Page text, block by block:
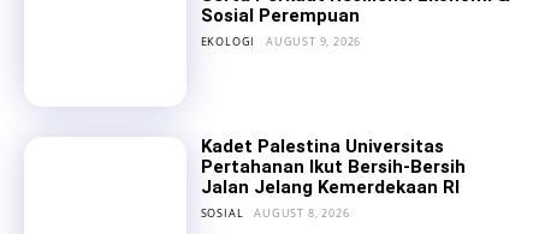
Sosial Perempuan
EKOLOGI AUGUST 9, 2026
Kadet Palestina Universitas
Pertahanan Ikut Bersih-Bersih
Jalan Jelang Kemerdekaan RI
SOSIAL AUGUST 8, 2026